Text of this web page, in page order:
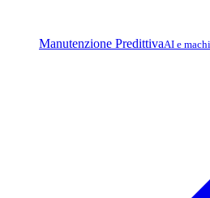
Manutenzione PredittivaAI e